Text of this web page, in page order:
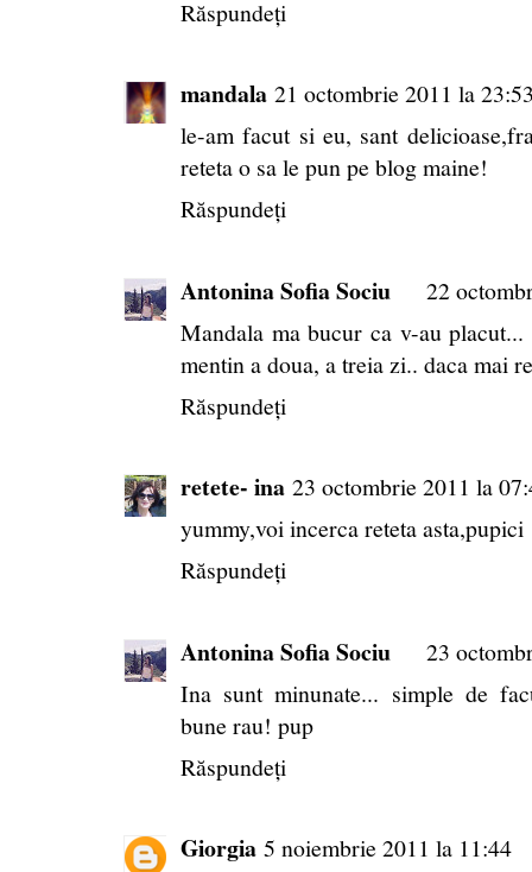
Răspundeți
mandala 21 octombrie 2011 la
le-am facut si eu, sant
reteta o sa le pun pe blog maine!
Răspundeți
Antonina Sofia Sociu
22
Mandala ma bucur ca v-au
mentin a doua, a treia zi.. daca mai
Răspundeți
retete- ina 23 octombrie 2011 la
yummy,voi incerca reteta asta,pupici
Răspundeți
Antonina Sofia Sociu
23
Ina sunt minunate... simple de
bune rau! pup
Răspundeți
Giorgia 5 noiembrie 2011 la 11:44